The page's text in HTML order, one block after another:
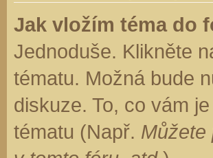
Jak vložím téma do
Jednoduše. Klikněte
tématu. Možná bude
diskuze. To, co vám
tématu (Např. Můžete